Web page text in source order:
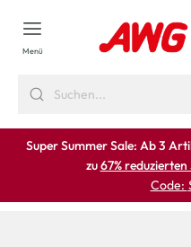
springen
Menü
Super Summer Sale: Ab 3
zu67%
Code: